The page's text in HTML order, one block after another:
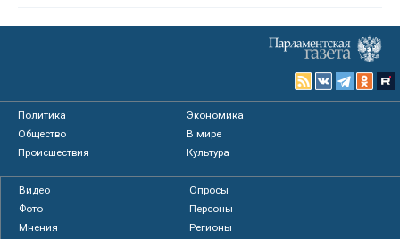
Политика
Экономика
Общество
В мире
Происшествия
Культура
Видео
Опросы
Фото
Персоны
Мнения
Регионы